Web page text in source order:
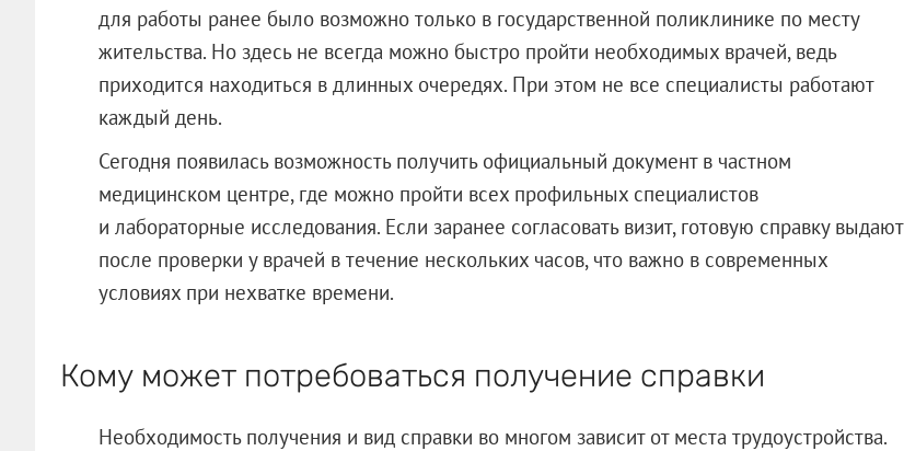
для работы ранее было возможно только в государственной поликлинике по месту
жительства. Но здесь не всегда можно быстро пройти необходимых врачей, ведь
приходится находиться в длинных очередях. При этом не все специалисты работают
каждый день.
Сегодня появилась возможность получить официальный документ в частном
медицинском центре, где можно пройти всех профильных специалистов
и лабораторные исследования. Если заранее согласовать визит, готовую справку выдают
после проверки у врачей в течение нескольких часов, что важно в современных
условиях при нехватке времени.
Кому может потребоваться получение справки
Необходимость получения и вид справки во многом зависит от места трудоустройства.